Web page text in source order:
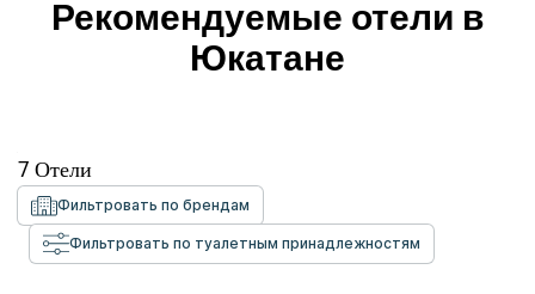
Рекомендуемые отели в
Юкатане
7 Отели
Фильтровать по брендам
Фильтровать по туалетным принадлежностям